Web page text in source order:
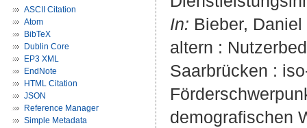
ASCII Citation
Atom
BibTeX
Dublin Core
EP3 XML
EndNote
HTML Citation
JSON
Reference Manager
Simple Metadata
In: Bieber,
altern :
Saarbrücken :
demografischen